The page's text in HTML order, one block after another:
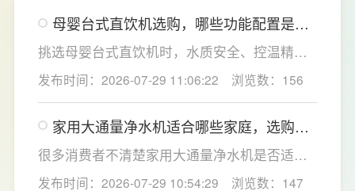
双出水模式可根据不同需求切换生活用水和直
饮水，不仅满足厨房多场景用水需求，还有助
于延长滤芯使用寿命。
母婴台式直饮机选购，哪些功能配置是有
娃家庭必不可少的？
挑选母婴台式直饮机时，水质安全、控温精准
度是宝妈群体最关心的核心需求，接下来
LESSO领尚为大家讲解适合母婴家庭的必备功
能配置。母婴冲奶、辅食、直饮对水温要求不
同，机型需搭载多档精准控温功能，45℃低温
冲奶、85℃泡辅食、100℃沸水冲泡茶饮一键
切换，不用反复烧水兑冷水，呵护宝宝娇嫩肠
胃。
发布时间：2026-07-29 11:06:22 浏览数：156
家用大通量净水机适合哪些家庭，选购时
如何匹配用水场景吗？
很多消费者不清楚家用大通量净水机是否适配
自家户型，LESSO领尚建议，选购前一定要结
发布时间：2026-07-29 10:54:29 浏览数：147